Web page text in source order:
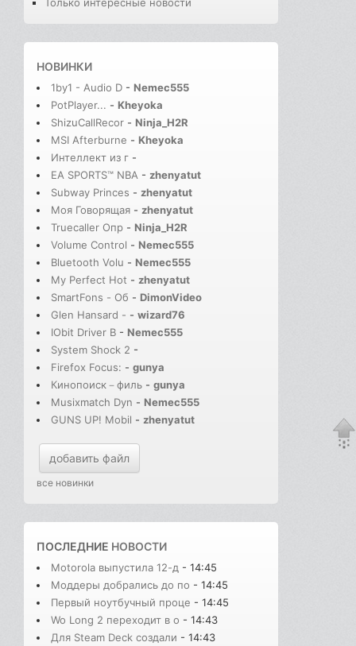
Только интересные новости
НОВИНКИ
1by1 - Audio D - Nemec555
PotPlayer... - Kheyoka
ShizuCallRecor - Ninja_H2R
MSI Afterburne - Kheyoka
Интеллект из г -
EA SPORTS™ NBA - zhenyatut
Subway Princes - zhenyatut
Моя Говорящая - zhenyatut
Truecaller Опр - Ninja_H2R
Volume Control - Nemec555
Bluetooth Volu - Nemec555
My Perfect Hot - zhenyatut
SmartFons - Об - DimonVideo
Glen Hansard - - wizard76
IObit Driver B - Nemec555
System Shock 2 -
Firefox Focus: - gunya
Кинопоиск－филь - gunya
Musixmatch Dyn - Nemec555
GUNS UP! Mobil - zhenyatut
добавить файл
все новинки
ПОСЛЕДНИЕ НОВОСТИ
Motorola выпустила 12-д - 14:45
Моддеры добрались до по - 14:45
Первый ноутбучный проце - 14:45
Wo Long 2 переходит в о - 14:43
Для Steam Deck создали - 14:43